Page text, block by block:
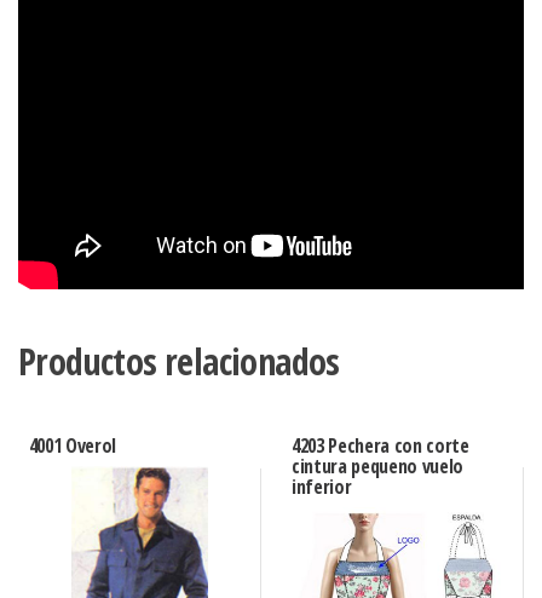
Productos relacionados
4001 Overol 4203 Pechera con corte
cintura pequeno vuelo
inferior